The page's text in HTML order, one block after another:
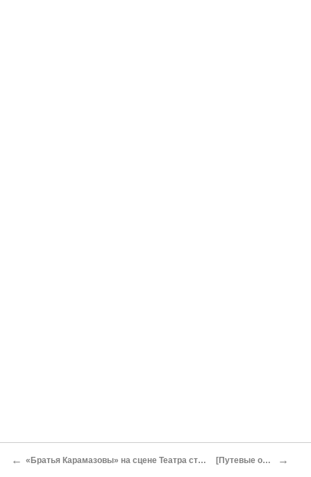
← «Братья Карамазовы» на сцене Театра старой голубятни* [Путевые очерки]* →